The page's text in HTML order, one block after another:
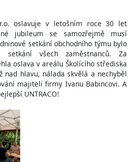
oslavuje v letošním roce 30 let
jubileum se samozřejmě musí
setkání obchodního týmu bylo
všech zaměstnanců. Za
oslava v areálu Školícího střediska
nad hlavu, nálada skvělá a nechyběl
majiteli firmy Ivanu Babincovi. A
UNTRACO!